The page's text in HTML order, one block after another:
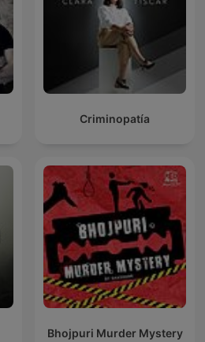
Criminopatía
Bhojpuri Murder Mystery